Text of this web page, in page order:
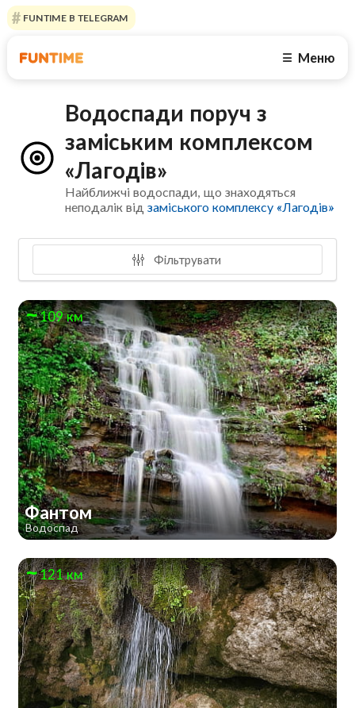
FUNTIME В TELEGRAM
☰ Меню
Водоспади поруч з
заміським комплексом
«Лагодів»
Найближчі водоспади, що знаходяться
неподалік відзаміського комплексу «Лагодів»
Фільтрувати
109 км
Фантом
Водоспад
121 км